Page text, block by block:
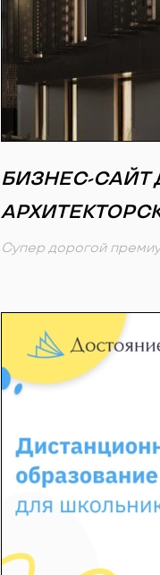
БИЗНЕС-САЙТ
Супер дорогой